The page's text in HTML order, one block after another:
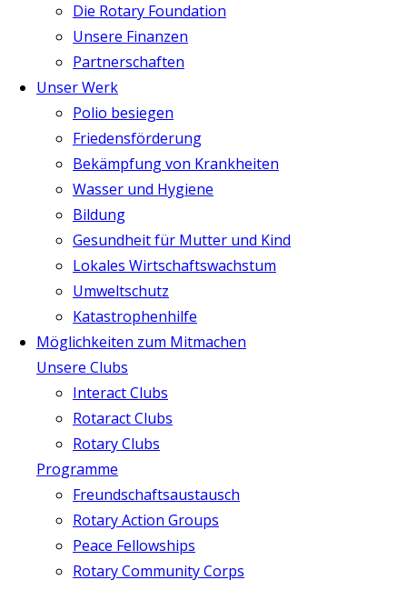
Die Rotary Foundation
Unsere Finanzen
Partnerschaften
Unser Werk
Polio besiegen
Friedensförderung
Bekämpfung von Krankheiten
Wasser und Hygiene
Bildung
Gesundheit für Mutter und Kind
Lokales Wirtschaftswachstum
Umweltschutz
Katastrophenhilfe
Möglichkeiten zum Mitmachen
Unsere Clubs
Interact Clubs
Rotaract Clubs
Rotary Clubs
Programme
Freundschaftsaustausch
Rotary Action Groups
Peace Fellowships
Rotary Community Corps